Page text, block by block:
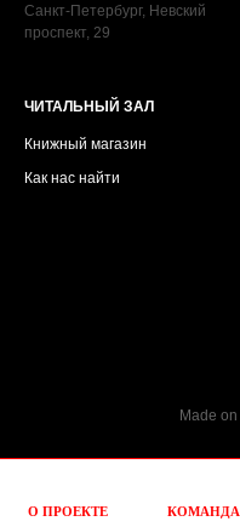
О ПРОЕКТЕ КОМАНДА
Санкт-Петербург, Невский
проспект, 29
ЧИТАЛЬНЫЙ ЗАЛ
Книжный магазин
Как нас найти
Made on